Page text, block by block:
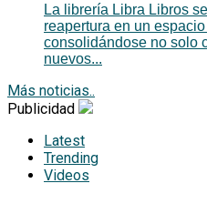
La librería Libra Libros
reapertura en un
consolidándose no solo
nuevos...
Más noticias..
Publicidad
Latest
Trending
Videos